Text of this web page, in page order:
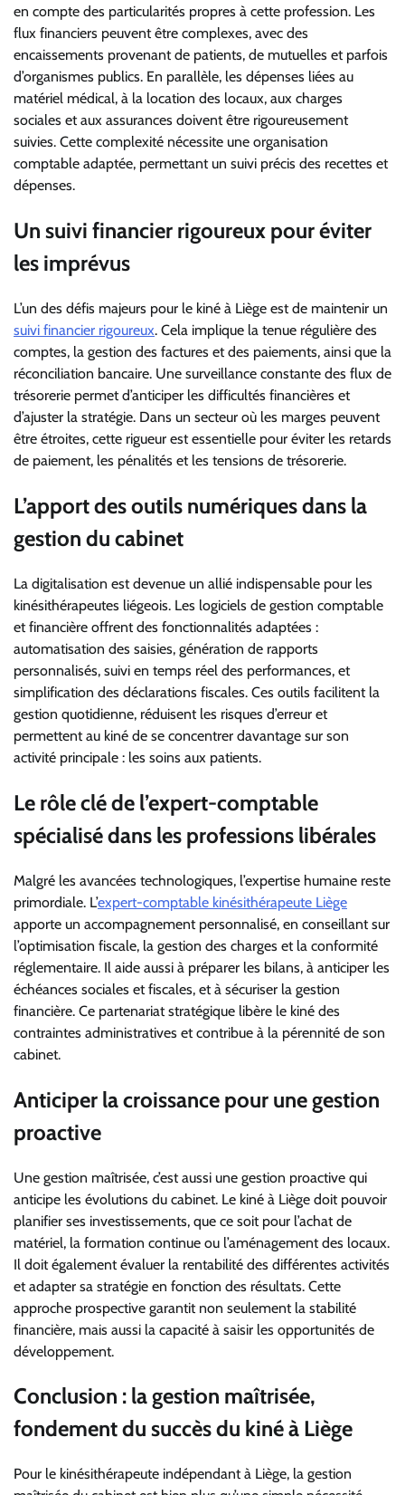
en compte des particularités propres à cette profession. Les
flux financiers peuvent être complexes, avec des
encaissements provenant de patients, de mutuelles et parfois
d’organismes publics. En parallèle, les dépenses liées au
matériel médical, à la location des locaux, aux charges
sociales et aux assurances doivent être rigoureusement
suivies. Cette complexité nécessite une organisation
comptable adaptée, permettant un suivi précis des recettes et
dépenses.
Un suivi financier rigoureux pour éviter
les imprévus
L’un des défis majeurs pour le kiné à Liège est de maintenir un
suivi financier rigoureux. Cela implique la tenue régulière des
comptes, la gestion des factures et des paiements, ainsi que la
réconciliation bancaire. Une surveillance constante des flux de
trésorerie permet d’anticiper les difficultés financières et
d’ajuster la stratégie. Dans un secteur où les marges peuvent
être étroites, cette rigueur est essentielle pour éviter les retards
de paiement, les pénalités et les tensions de trésorerie.
L’apport des outils numériques dans la
gestion du cabinet
La digitalisation est devenue un allié indispensable pour les
kinésithérapeutes liégeois. Les logiciels de gestion comptable
et financière offrent des fonctionnalités adaptées :
automatisation des saisies, génération de rapports
personnalisés, suivi en temps réel des performances, et
simplification des déclarations fiscales. Ces outils facilitent la
gestion quotidienne, réduisent les risques d’erreur et
permettent au kiné de se concentrer davantage sur son
activité principale : les soins aux patients.
Le rôle clé de l’expert-comptable
spécialisé dans les professions libérales
Malgré les avancées technologiques, l’expertise humaine reste
primordiale. L’expert-comptable kinésithérapeute Liège
apporte un accompagnement personnalisé, en conseillant sur
l’optimisation fiscale, la gestion des charges et la conformité
réglementaire. Il aide aussi à préparer les bilans, à anticiper les
échéances sociales et fiscales, et à sécuriser la gestion
financière. Ce partenariat stratégique libère le kiné des
contraintes administratives et contribue à la pérennité de son
cabinet.
Anticiper la croissance pour une gestion
proactive
Une gestion maîtrisée, c’est aussi une gestion proactive qui
anticipe les évolutions du cabinet. Le kiné à Liège doit pouvoir
planifier ses investissements, que ce soit pour l’achat de
matériel, la formation continue ou l’aménagement des locaux.
Il doit également évaluer la rentabilité des différentes activités
et adapter sa stratégie en fonction des résultats. Cette
approche prospective garantit non seulement la stabilité
financière, mais aussi la capacité à saisir les opportunités de
développement.
Conclusion : la gestion maîtrisée,
fondement du succès du kiné à Liège
Pour le kinésithérapeute indépendant à Liège, la gestion